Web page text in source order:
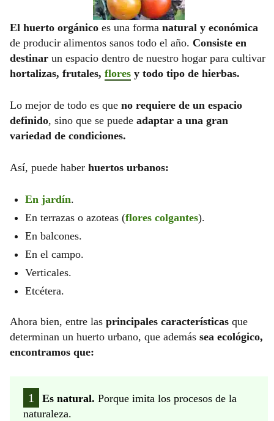
El huerto orgánico es una forma natural y económica
de producir alimentos sanos todo el año. Consiste en
destinar un espacio dentro de nuestro hogar para cultivar
hortalizas, frutales, flores y todo tipo de hierbas.
Lo mejor de todo es que no requiere de un espacio
definido, sino que se puede adaptar a una gran
variedad de condiciones.
Así, puede haber huertos urbanos:
En jardín.
En terrazas o azoteas (flores colgantes).
En balcones.
En el campo.
Verticales.
Etcétera.
Ahora bien, entre las principales características que
determinan un huerto urbano, que además sea ecológico,
encontramos que:
Es natural. Porque imita los procesos de la
naturaleza.